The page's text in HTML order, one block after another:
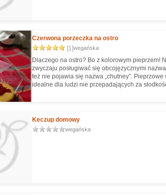
Czerwona porzeczka na ostro
[1]wegańska
Dlaczego na ostro? Bo z kolorowym pieprzem!
zwyczaju posługiwać się obcojęzycznymi
też nie pojawia się nazwa „chutney”. Pieprzowe
idealne dla ludzi nie przepadających za
Keczup domowy
wegańska